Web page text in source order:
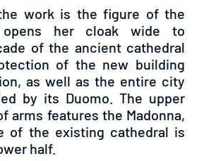
work is the figure of the
her cloak wide to
of the ancient cathedral
of the new building
as well as the entire city
by its Duomo. The upper
arms features the Madonna,
of the existing cathedral is
half.